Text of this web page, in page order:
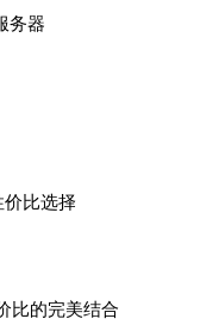
务器
比选择
比的完美结合